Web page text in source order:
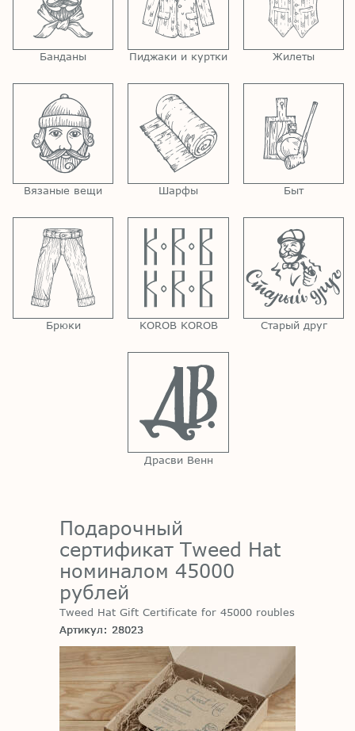
Банданы Пиджаки и куртки Жилеты
Вязаные вещи Шарфы Быт
Брюки KOROB KOROB Старый друг
Драсви Венн
Подарочный
сертификат Tweed Hat
номиналом 45000
рублей
Tweed Hat Gift Certificate for 45000 roubles
Артикул: 28023